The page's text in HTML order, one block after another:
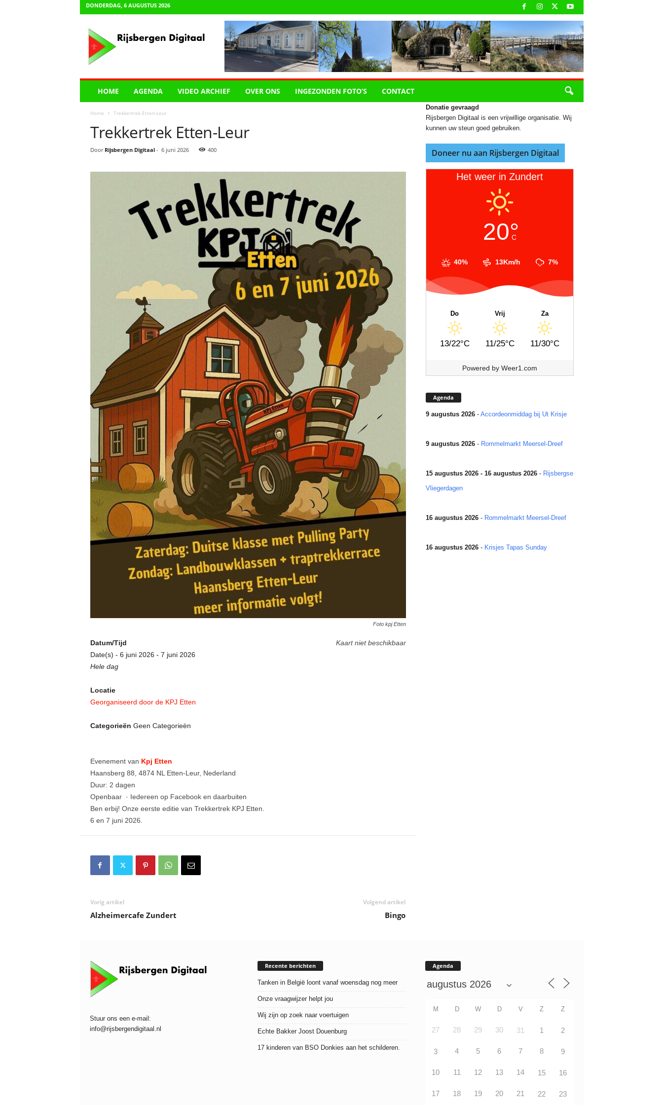
DONDERDAG, 6 AUGUSTUS 2026
HOME AGENDA VIDEO ARCHIEF OVER ONS INGEZONDEN FOTO’S CONTACT
Home Trekkertrek Etten-Leur
Trekkertrek Etten-Leur
Door Rijsbergen Digitaal- 6 juni 2026 400
Foto kpj Etten
Kaart niet beschikbaar
Datum/Tijd
Date(s) - 6 juni 2026 - 7 juni 2026
Hele dag
Locatie
Georganiseerd door de KPJ Etten
Categorieën Geen Categorieën
Evenement van Kpj Etten
Haansberg 88, 4874 NL Etten-Leur, Nederland
Duur: 2 dagen
Openbaar · Iedereen op Facebook en daarbuiten
Ben erbij! Onze eerste editie van Trekkertrek KPJ Etten.
6 en 7 juni 2026.
Vorig artikel
Alzheimercafe Zundert
Volgend artikel
Bingo
Donatie gevraagd
Rijsbergen Digitaal is een vrijwillige organisatie. Wij
kunnen uw steun goed gebruiken.
Doneer nu aan Rijsbergen Digitaal
Het weer in Zundert
20°
C
40% 13Km/h 7%
Do
13/22°C
Vrij
11/25°C
Za
11/30°C
Powered by Weer1.com
Agenda
9 augustus 2026- Accordeonmiddag bij Ut Krisje
9 augustus 2026- Rommelmarkt Meersel-Dreef
15 augustus 2026 - 16 augustus 2026- Rijsbergse
Vliegerdagen
16 augustus 2026- Rommelmarkt Meersel-Dreef
16 augustus 2026- Krisjes Tapas Sunday
Stuur ons een e-mail:
info@rijsbergendigitaal.nl
Recente berichten
Tanken in België loont vanaf woensdag nog meer
Onze vraagwijzer helpt jou
Wij zijn op zoek naar voertuigen
Echte Bakker Joost Douenburg
17 kinderen van BSO Donkies aan het schilderen.
Agenda
M D W D V Z Z
27 28 29 30 31 1 2
3 4 5 6 7 8 9
10 11 12 13 14 15 16
17 18 19 20 21 22 23